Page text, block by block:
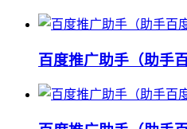
百度推广助手（助手